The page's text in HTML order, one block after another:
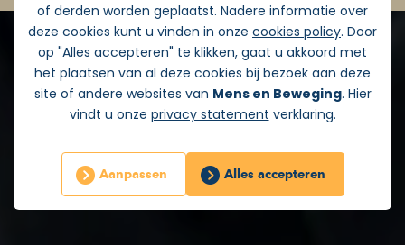
of derden worden geplaatst. Nadere informatie over
deze cookies kunt u vinden in onze cookies policy. Door
op "Alles accepteren" te klikken, gaat u akkoord met
het plaatsen van al deze cookies bij bezoek aan deze
site of andere websites van Mens en Beweging. Hier
vindt u onze privacy statement verklaring.
Aanpassen Alles accepteren